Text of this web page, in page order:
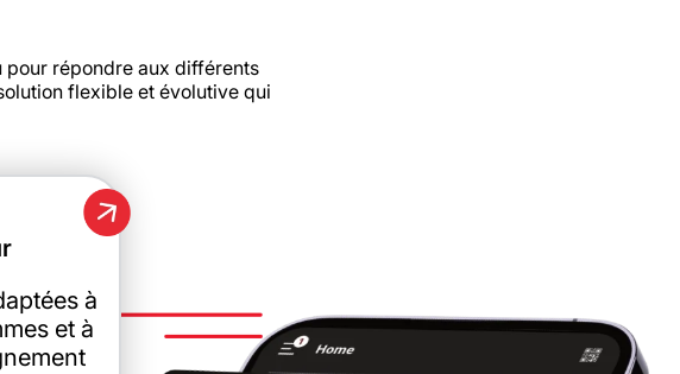
pour répondre aux différents
flexible et évolutive qui
à
et à